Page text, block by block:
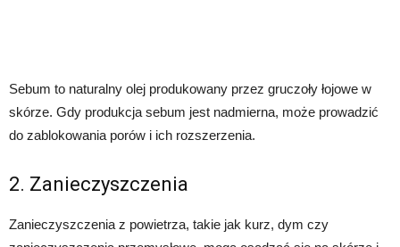
Sebum to naturalny olej produkowany przez gruczoły łojowe w
skórze. Gdy produkcja sebum jest nadmierna, może prowadzić
do zablokowania porów i ich rozszerzenia.
2. Zanieczyszczenia
Zanieczyszczenia z powietrza, takie jak kurz, dym czy